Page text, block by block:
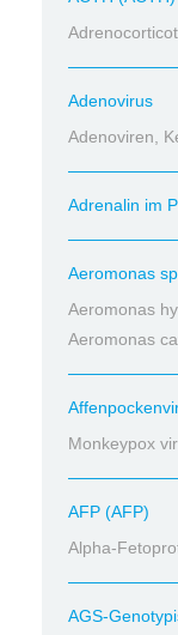
Adenovirus
Adenoviren,
Adrenalin im
Aeromonas
Aeromonas
Aeromonas
Monkeypox
AFP (AFP)
Alpha-
AGS-